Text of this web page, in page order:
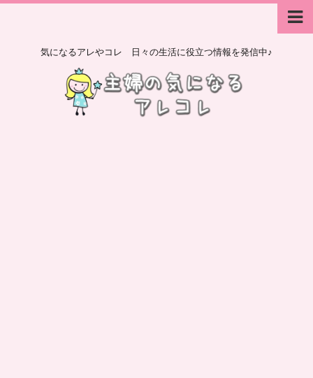
気になるアレやコレ 日々の生活に役立つ情報を発信中♪